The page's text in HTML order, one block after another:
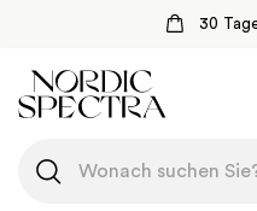
30
Inhalt
springen